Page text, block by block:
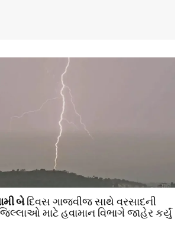
બેદિવસ ગાજવીજ સાથે વરસાદની
માટે હવામાન વિભાગે જાહેર કર્યું